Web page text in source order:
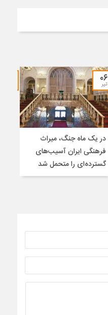
۰۶
تیر
در یک ماه جنگ، میراث
فرهنگی ایران آسیب‌های
گسترده‌ای را متحمل شد